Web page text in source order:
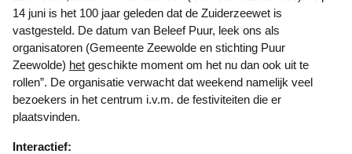
14 juni is het 100 jaar geleden dat de Zuiderzeewet is
vastgesteld. De datum van Beleef Puur, leek ons als
organisatoren (Gemeente Zeewolde en stichting Puur
Zeewolde) het geschikte moment om het nu dan ook uit te
rollen”. De organisatie verwacht dat weekend namelijk veel
bezoekers in het centrum i.v.m. de festiviteiten die er
plaatsvinden.
Interactief: